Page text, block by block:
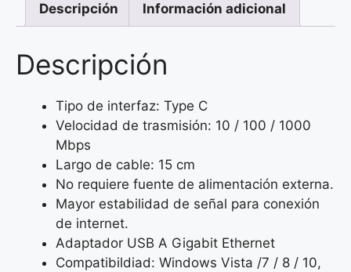
Descripción Información adicional
Descripción
Tipo de interfaz: Type C
Velocidad de trasmisión: 10 / 100 / 1000
Mbps
Largo de cable: 15 cm
No requiere fuente de alimentación externa.
Mayor estabilidad de señal para conexión
de internet.
Adaptador USB A Gigabit Ethernet
Compatibildiad: Windows Vista /7 / 8 / 10,